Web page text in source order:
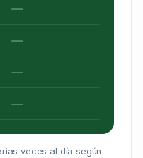
—
—
—
—
veces al día según